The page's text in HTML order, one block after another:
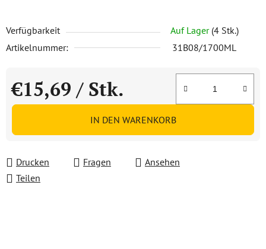
Verfügbarkeit Auf Lager (4 Stk.)
Artikelnummer:
31B08/1700ML
€15,69 / Stk.
Verkaufspreis:
IN DEN WARENKORB
Drucken Fragen
Ansehen
Teilen